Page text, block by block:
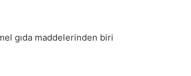
gıda maddelerinden biri